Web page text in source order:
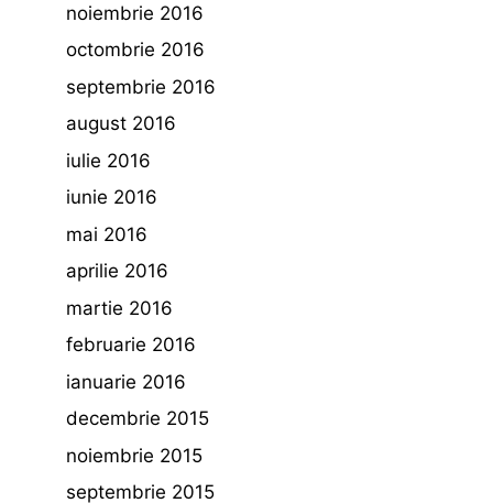
noiembrie 2016
octombrie 2016
septembrie 2016
august 2016
iulie 2016
iunie 2016
mai 2016
aprilie 2016
martie 2016
februarie 2016
ianuarie 2016
decembrie 2015
noiembrie 2015
septembrie 2015